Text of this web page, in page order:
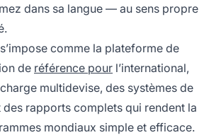
dans sa langue — au sens propre
comme la plateforme de
de référence pour l’international,
multidevise, des systèmes de
des rapports complets qui rendent la
mondiaux simple et efficace.